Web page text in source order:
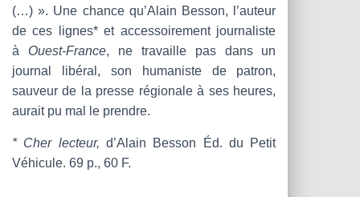
(…) ». Une chance qu’Alain Besson, l’auteur
de ces lignes* et accessoirement journaliste
à Ouest-France, ne travaille pas dans un
journal libéral, son humaniste de patron,
sauveur de la presse régionale à ses heures,
aurait pu mal le prendre.
* Cher lecteur,d’Alain Besson Éd. du Petit
Véhicule. 69 p., 60 F.